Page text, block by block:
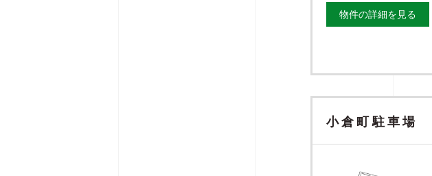
物件の詳細を見る
小倉町駐車場